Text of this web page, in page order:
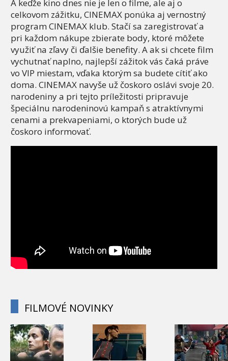
A keďže kino dnes nie je len o filme, ale aj o
celkovom zážitku, CINEMAX ponúka aj vernostný
program CINEMAX klub. Stačí sa zaregistrovať a
pri každom nákupe zbierate body, ktoré môžete
využiť na zľavy či ďalšie benefity. A ak si chcete film
vychutnať naplno, najlepší zážitok vás čaká práve
vo VIP miestam, vďaka ktorým sa budete cítiť ako
doma. CINEMAX navyše už čoskoro oslávi svoje 20.
narodeniny a pri tejto príležitosti pripravuje
špeciálnu narodeninovú kampaň s atraktívnymi
cenami a prekvapeniami, o ktorých bude už
čoskoro informovať.
FILMOVÉ NOVINKY